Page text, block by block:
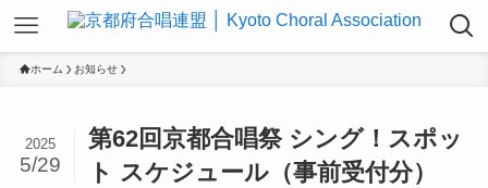
ホーム お知らせ
第62回京都合唱祭 シング！スポッ
ト スケジュール（事前受付分）
2025
5/29